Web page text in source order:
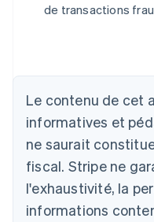
de transactions
Le contenu de cet
informatives et
ne saurait
fiscal. Stripe ne
l'exhaustivité, la
informations
DeutschEnglish
English
Autriche
Deutsch English
Belgique
NederlandsFrançais
Brésil